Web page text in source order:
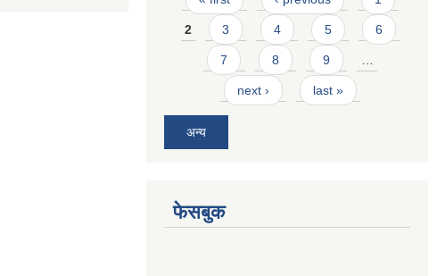
2 3 4 5 6
7 8 9 …
next › last »
अन्य
फेसबुक